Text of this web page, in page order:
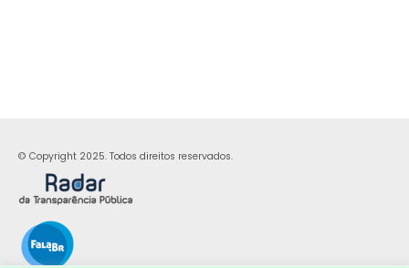
© Copyright 2025. Todos direitos reservados.